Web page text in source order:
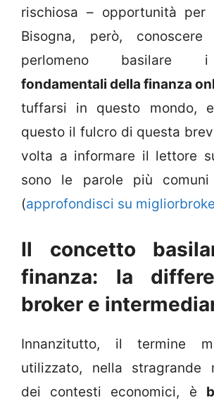
rischiosa – opportunità per
Bisogna, però,
perlomeno
fondamentali della finanza
tuffarsi in questo mondo,
questo il fulcro di questa
volta a informare il lettore
sono le parole più
(approfondisci su
Il concetto
finanza: la
broker e
Innanzitutto, il termine
utilizzato, nella stragrande
dei contesti economici, è